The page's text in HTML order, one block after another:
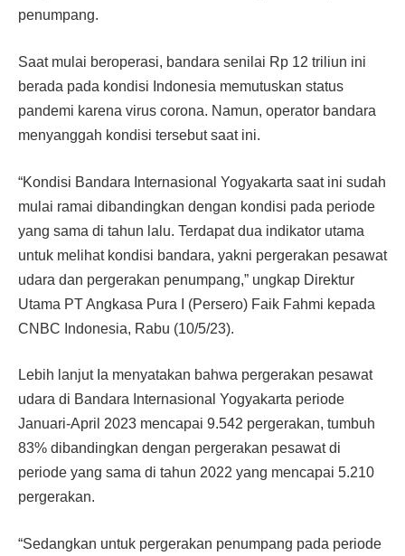
penumpang.
Saat mulai beroperasi, bandara senilai Rp 12 triliun ini
berada pada kondisi Indonesia memutuskan status
pandemi karena virus corona. Namun, operator bandara
menyanggah kondisi tersebut saat ini.
“Kondisi Bandara Internasional Yogyakarta saat ini sudah
mulai ramai dibandingkan dengan kondisi pada periode
yang sama di tahun lalu. Terdapat dua indikator utama
untuk melihat kondisi bandara, yakni pergerakan pesawat
udara dan pergerakan penumpang,” ungkap Direktur
Utama PT Angkasa Pura I (Persero) Faik Fahmi kepada
CNBC Indonesia, Rabu (10/5/23).
Lebih lanjut Ia menyatakan bahwa pergerakan pesawat
udara di Bandara Internasional Yogyakarta periode
Januari-April 2023 mencapai 9.542 pergerakan, tumbuh
83% dibandingkan dengan pergerakan pesawat di
periode yang sama di tahun 2022 yang mencapai 5.210
pergerakan.
“Sedangkan untuk pergerakan penumpang pada periode